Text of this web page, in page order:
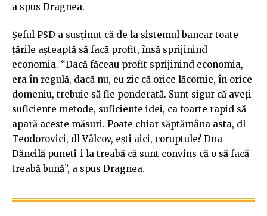
a spus Dragnea.
Șeful PSD a susţinut că de la sistemul bancar toate
ţările aşteaptă să facă profit, însă sprijinind
economia. “Dacă făceau profit sprijinind economia,
era în regulă, dacă nu, eu zic că orice lăcomie, în orice
domeniu, trebuie să fie ponderată. Sunt sigur că aveţi
suficiente metode, suficiente idei, ca foarte rapid să
apară aceste măsuri. Poate chiar săptămâna asta, dl
Teodorovici, dl Vâlcov, eşti aici, coruptule? Dna
Dăncilă puneti-i la treabă că sunt convins că o să facă
treabă bună”, a spus Dragnea.